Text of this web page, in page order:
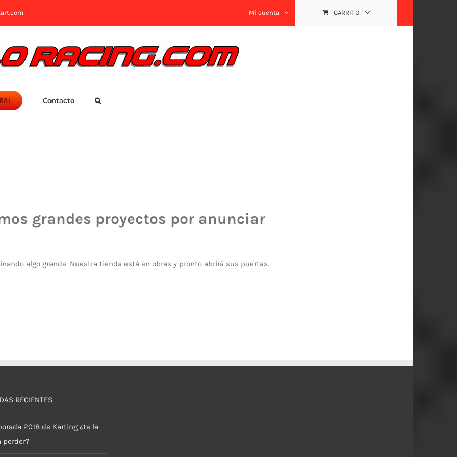
Mi cuenta CARRITO
Contacto
grandes proyectos por anunciar
algo grande. Nuestra tienda está en obras y pronto abrirá sus puertas.
RECIENTES
2018 de Karting ¿te la
perder?